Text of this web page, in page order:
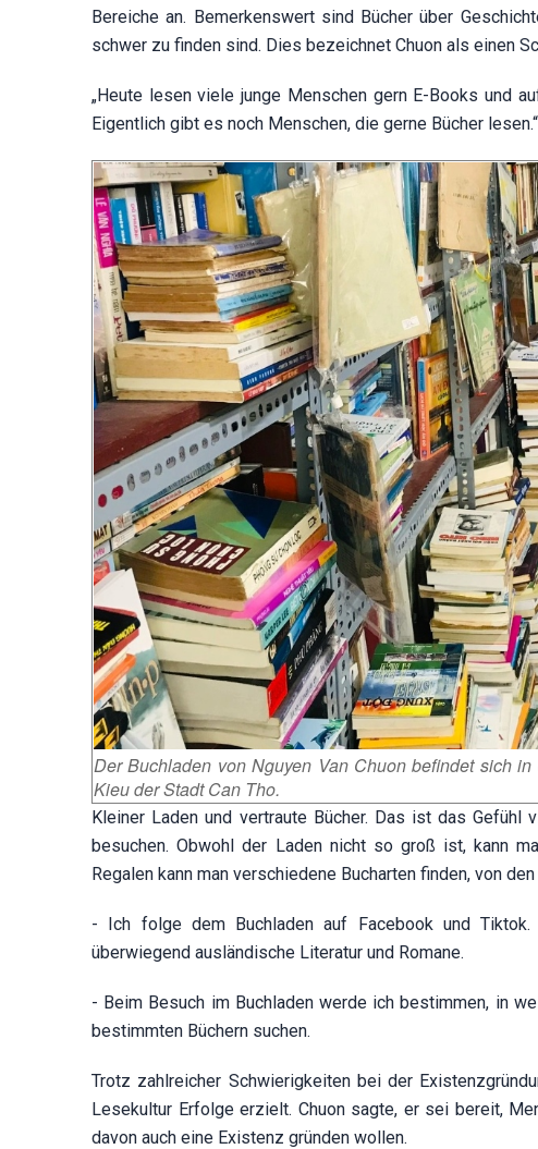
Bereiche an. Bemerkenswert sind Bücher über
schwer zu finden sind. Dies bezeichnet Chuon als einen
„Heute lesen viele junge Menschen gern E-Books und
Eigentlich gibt es noch Menschen, die gerne Bücher lesen.“
Der Buchladen von Nguyen Van Chuon befindet sich
Kieu der Stadt Can Tho.
Kleiner Laden und vertraute Bücher. Das ist das Gefühl
besuchen. Obwohl der Laden nicht so groß ist, kann
Regalen kann man verschiedene Bucharten finden, von
- Ich folge dem Buchladen auf Facebook und
überwiegend ausländische Literatur und Romane.
- Beim Besuch im Buchladen werde ich bestimmen, in
bestimmten Büchern suchen.
Trotz zahlreicher Schwierigkeiten bei der
Lesekultur Erfolge erzielt. Chuon sagte, er sei bereit,
davon auch eine Existenz gründen wollen.